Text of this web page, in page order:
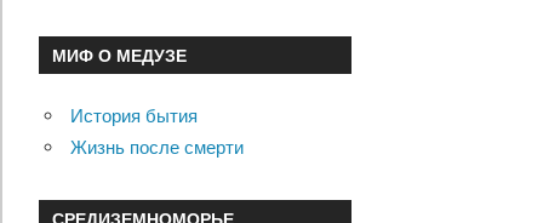
МИФ О МЕДУЗЕ
История бытия
Жизнь после смерти
СРЕДИЗЕМНОМОРЬЕ